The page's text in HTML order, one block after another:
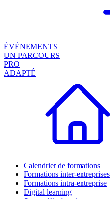
ÉVÉNEMENTS
UN PARCOURS
PRO
ADAPTÉ
Calendrier de formations
Formations inter-entreprises
Formations intra-entreprise
Digital learning